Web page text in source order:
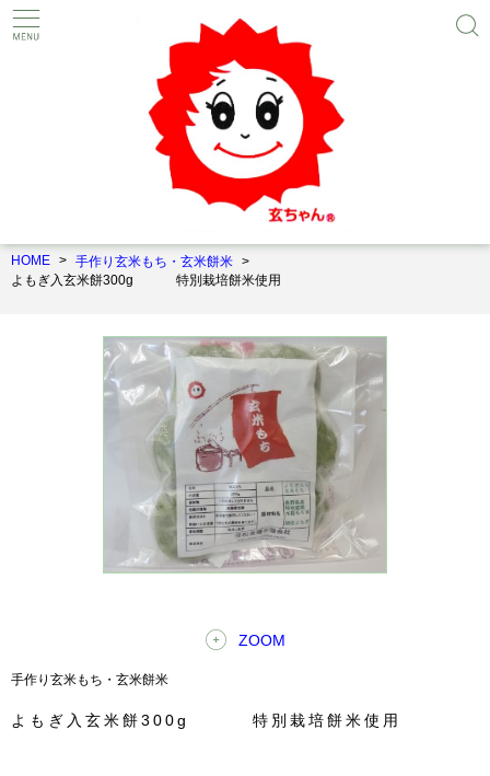
HOME
手作り玄米もち・玄米餅米
よもぎ入玄米餅300g 特別栽培餅米使用
ZOOM
手作り玄米もち・玄米餅米
よもぎ入玄米餅300g 特別栽培餅米使用